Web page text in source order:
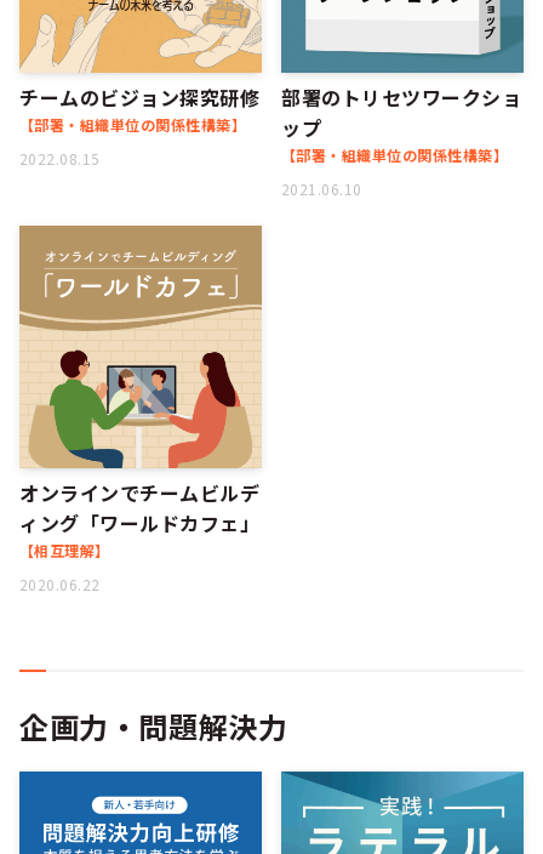
チームのビジョン探究研修
【部署・組織単位の関係性構築】
2022.08.15
部署のトリセツワークショ
ップ
【部署・組織単位の関係性構築】
2021.06.10
オンラインでチームビルデ
ィング「ワールドカフェ」
【相互理解】
2020.06.22
企画力・問題解決力